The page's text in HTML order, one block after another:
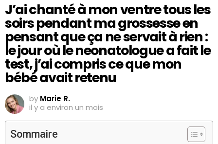
J’ai chanté à mon ventre tous les
soirs pendant ma grossesse en
pensant que ça ne servait à rien :
le jour où le neonatologue a fait le
test, j’ai compris ce que mon
bébé avait retenu
by Marie R.
il y a environ un mois
Sommaire